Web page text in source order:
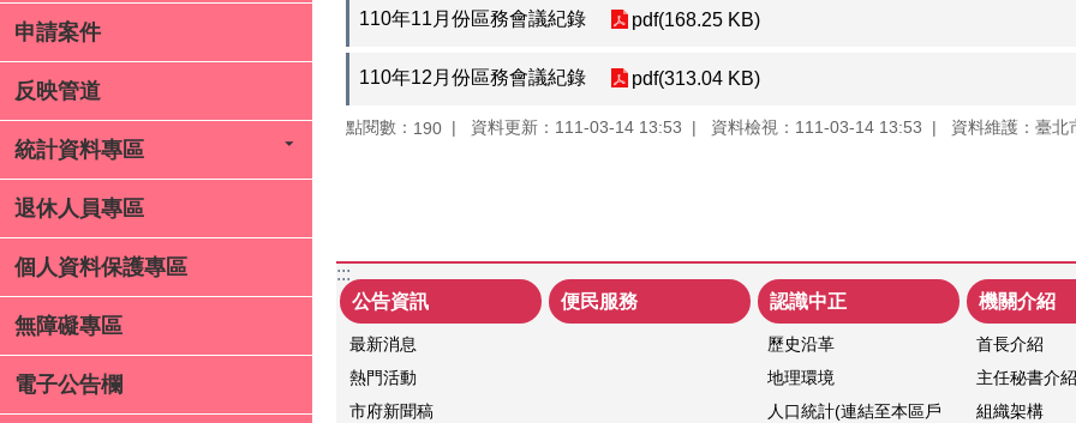
申請案件
反映管道
統計資料專區
退休人員專區
個人資料保護專區
無障礙專區
電子公告欄
110年11月份區務會議紀錄 pdf(168.25 KB)
110年12月份區務會議紀錄 pdf(313.04 KB)
點閱數： 190 資料更新：111-03-14 13:53 資料檢視：111-03-14 13:53 資料維護：臺北
:::
公告資訊
最新消息
熱門活動
市府新聞稿
便民服務 認識中正
歷史沿革
地理環境
人口統計(連結至本區戶
機關介紹
首長介紹
主任秘書介紹
組織架構